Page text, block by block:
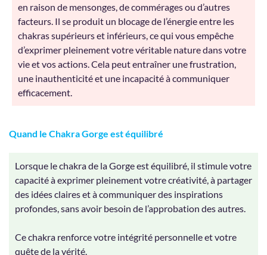
en raison de mensonges, de commérages ou d’autres
facteurs. Il se produit un blocage de l’énergie entre les
chakras supérieurs et inférieurs, ce qui vous empêche
d’exprimer pleinement votre véritable nature dans votre
vie et vos actions. Cela peut entraîner une frustration,
une inauthenticité et une incapacité à communiquer
efficacement.
Quand le Chakra Gorge est équilibré
Lorsque le chakra de la Gorge est équilibré, il stimule votre
capacité à exprimer pleinement votre créativité, à partager
des idées claires et à communiquer des inspirations
profondes, sans avoir besoin de l’approbation des autres.
Ce chakra renforce votre intégrité personnelle et votre
quête de la vérité.